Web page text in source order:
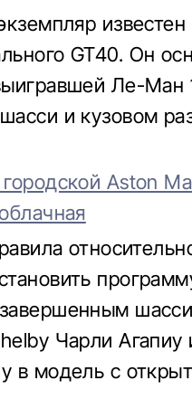
известен
GT40. Он
Ле-Ман
и кузовом
Aston
Чарли Агапиу
в модель с